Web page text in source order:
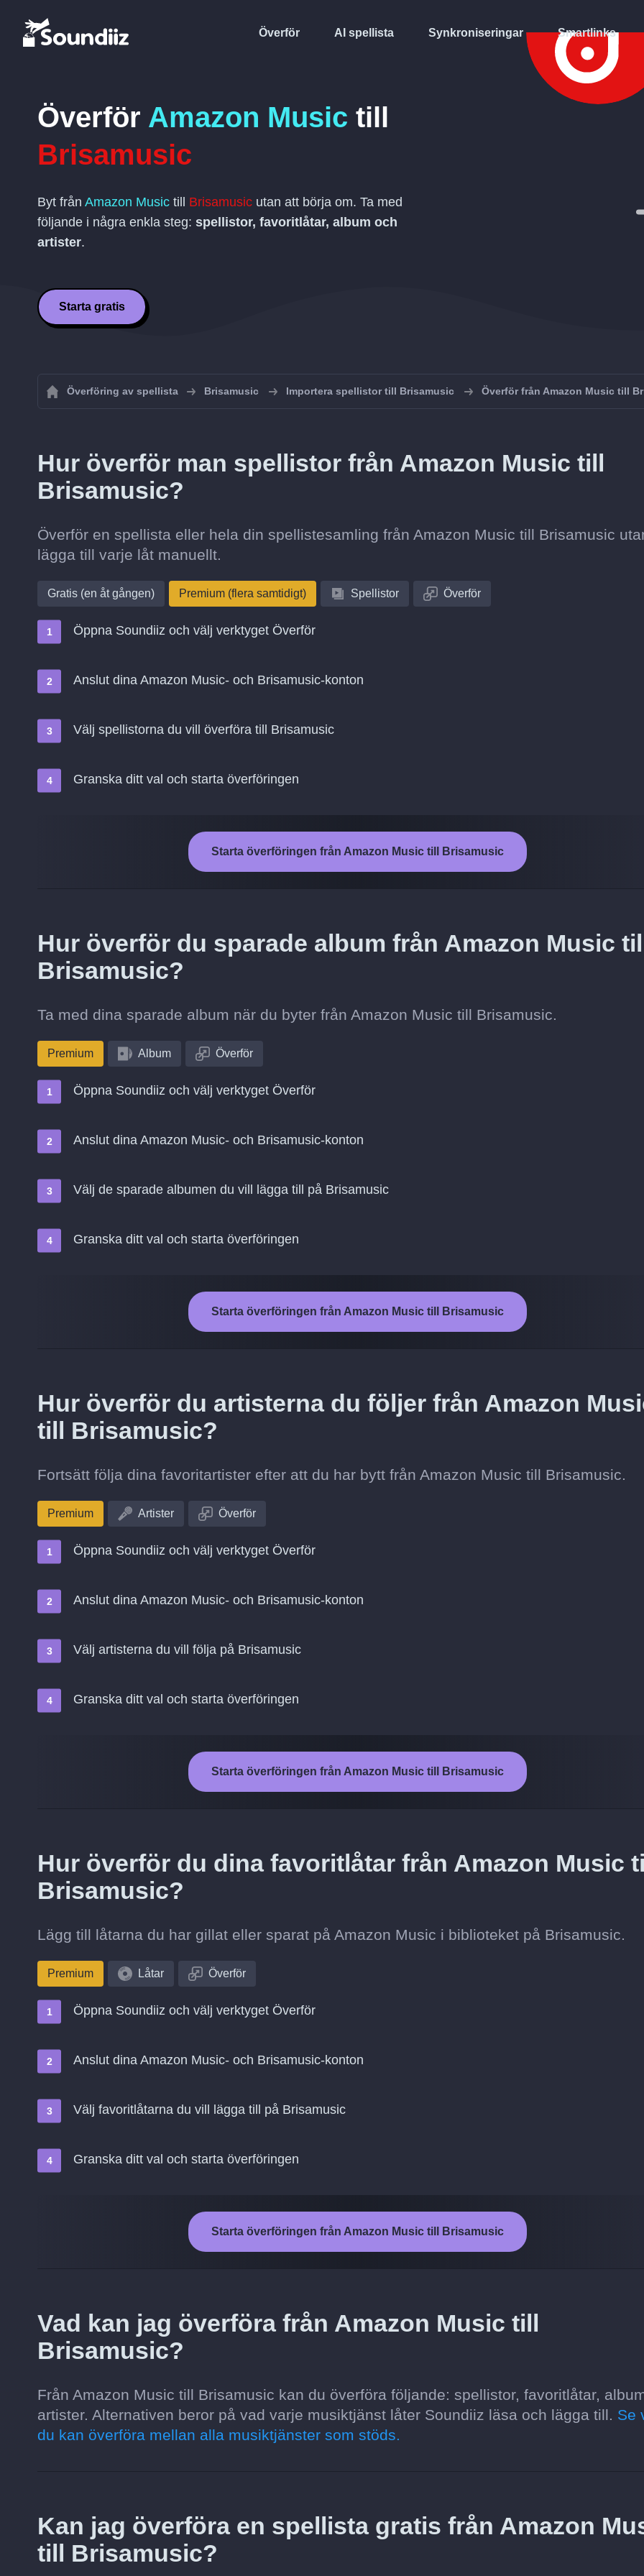
Överför AI spellista Synkroniseringar Smartlinks
Överför Amazon Music till
Brisamusic
Byt från Amazon Music till Brisamusic utan att börja om. Ta med
följande i några enkla steg: spellistor, favoritlåtar, album och
artister.
Starta gratis
Överföring av spellista Brisamusic Importera spellistor till Brisamusic Överför från Amazon Music till
Hur överför man spellistor från Amazon Music till
Brisamusic?
Överför en spellista eller hela din spellistesamling från Amazon Music till Brisamusic
lägga till varje låt manuellt.
Gratis (en åt gången) Premium (flera samtidigt) Spellistor Överför
Öppna Soundiiz och välj verktyget Överför
Anslut dina Amazon Music- och Brisamusic-konton
Välj spellistorna du vill överföra till Brisamusic
Granska ditt val och starta överföringen
Starta överföringen från Amazon Music till Brisamusic
Hur överför du sparade album från Amazon Music
Brisamusic?
Ta med dina sparade album när du byter från Amazon Music till Brisamusic.
Premium Album Överför
Öppna Soundiiz och välj verktyget Överför
Anslut dina Amazon Music- och Brisamusic-konton
Välj de sparade albumen du vill lägga till på Brisamusic
Granska ditt val och starta överföringen
Starta överföringen från Amazon Music till Brisamusic
Hur överför du artisterna du följer från Amazon
till Brisamusic?
Fortsätt följa dina favoritartister efter att du har bytt från Amazon Music till Brisamusic.
Premium Artister Överför
Öppna Soundiiz och välj verktyget Överför
Anslut dina Amazon Music- och Brisamusic-konton
Välj artisterna du vill följa på Brisamusic
Granska ditt val och starta överföringen
Starta överföringen från Amazon Music till Brisamusic
Hur överför du dina favoritlåtar från Amazon Music
Brisamusic?
Lägg till låtarna du har gillat eller sparat på Amazon Music i biblioteket på Brisamusic.
Premium Låtar Överför
Öppna Soundiiz och välj verktyget Överför
Anslut dina Amazon Music- och Brisamusic-konton
Välj favoritlåtarna du vill lägga till på Brisamusic
Granska ditt val och starta överföringen
Starta överföringen från Amazon Music till Brisamusic
Vad kan jag överföra från Amazon Music till
Brisamusic?
Från Amazon Music till Brisamusic kan du överföra följande: spellistor, favoritlåtar,
artister. Alternativen beror på vad varje musiktjänst låter Soundiiz läsa och lägga till. Se
du kan överföra mellan alla musiktjänster som stöds.
Kan jag överföra en spellista gratis från Amazon
till Brisamusic?